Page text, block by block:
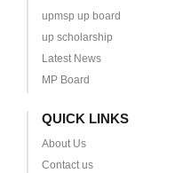
upmsp up board
up scholarship
Latest News
MP Board
QUICK LINKS
About Us
Contact us